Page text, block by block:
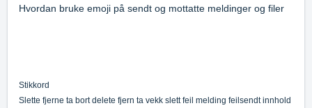
Hvordan bruke emoji på sendt og mottatte meldinger og filer
Stikkord
Slette fjerne ta bort delete fjern ta vekk slett feil melding feilsendt innhold